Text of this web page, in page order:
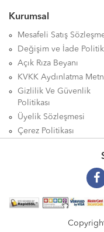
Kurumsal
Mesafeli Satış
Değişim ve İade
Açık Rıza Beyanı
KVKK Aydınlatma
Gizlilik Ve Güvenlik
Politikası
Üyelik Sözleşmesi
Çerez Politikası